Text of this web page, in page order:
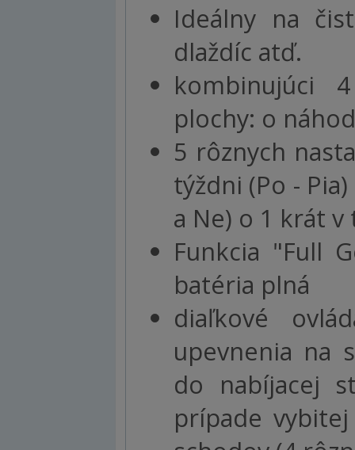
Ideálny na
dlaždíc atď.
kombinujúci
plochy: o
5 rôznych
týždni (Po -
a Ne) o 1 krát v
Funkcia "Full
batéria plná
diaľkové
upevnenia na
do nabíjacej
prípade